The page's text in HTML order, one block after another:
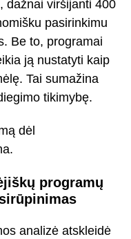
dažnai viršijanti 400
pasirinkimu
Be to, programai
ją nustatyti kaip
Tai sumažina
tikimybę.
dėl
programų
analizė atskleidė